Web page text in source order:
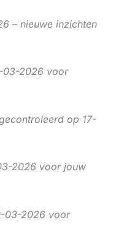
– nieuwe inzichten
03-2026 voor
op 17-
2026 voor jouw
03-2026 voor